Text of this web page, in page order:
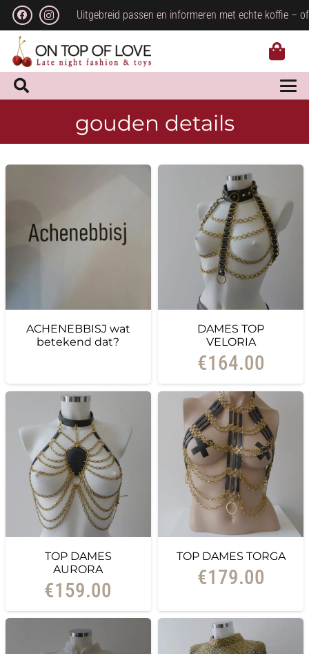
Uitgebreid passen en informeren met echte koffie –
gouden details
ACHENEBBISJ wat
betekend dat?
DAMES TOP
VELORIA
€164.00
TOP DAMES
AURORA
€159.00
TOP DAMES TORGA
€179.00